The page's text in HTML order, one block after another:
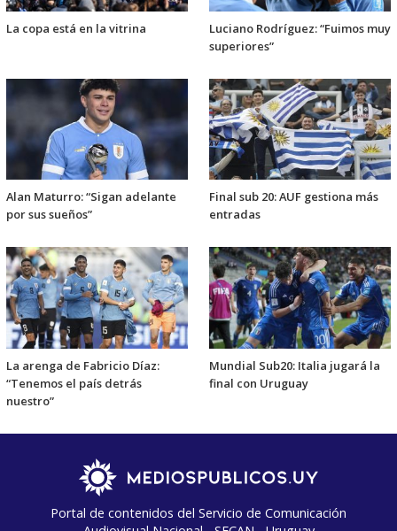
La copa está en la vitrina
Luciano Rodríguez: “Fuimos muy
superiores”
Alan Maturro: “Sigan adelante
por sus sueños”
Final sub 20: AUF gestiona más
entradas
La arenga de Fabricio Díaz:
“Tenemos el país detrás
nuestro”
Mundial Sub20: Italia jugará la
final con Uruguay
Portal de contenidos del Servicio de Comunicación